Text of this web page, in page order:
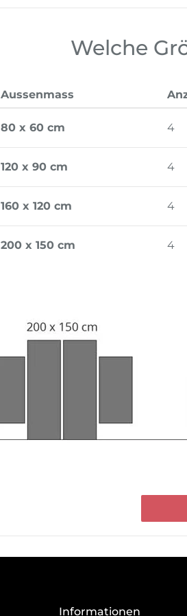
Welche
Aussenmass
80 x 60 cm 4
120 x 90 cm 4
160 x 120 cm 4
200 x 150 cm 4
Informationen